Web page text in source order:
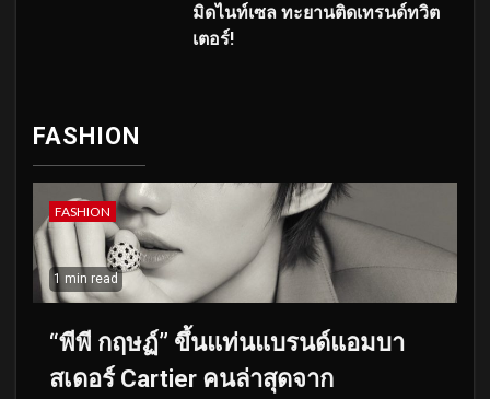
มิดไนท์เซล ทะยานติดเทรนด์ทวิต
เตอร์!
FASHION
FASHION
1 min read
“พีพี กฤษฏ์” ขึ้นแท่นแบรนด์แอมบา
สเดอร์ Cartier คนล่าสุดจาก